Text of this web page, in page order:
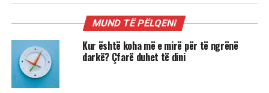
MUND TË PËLQENI
Kur është koha më e mirë për të ngrënë
darkë? Çfarë duhet të dini